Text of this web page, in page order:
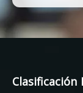
Clasificación